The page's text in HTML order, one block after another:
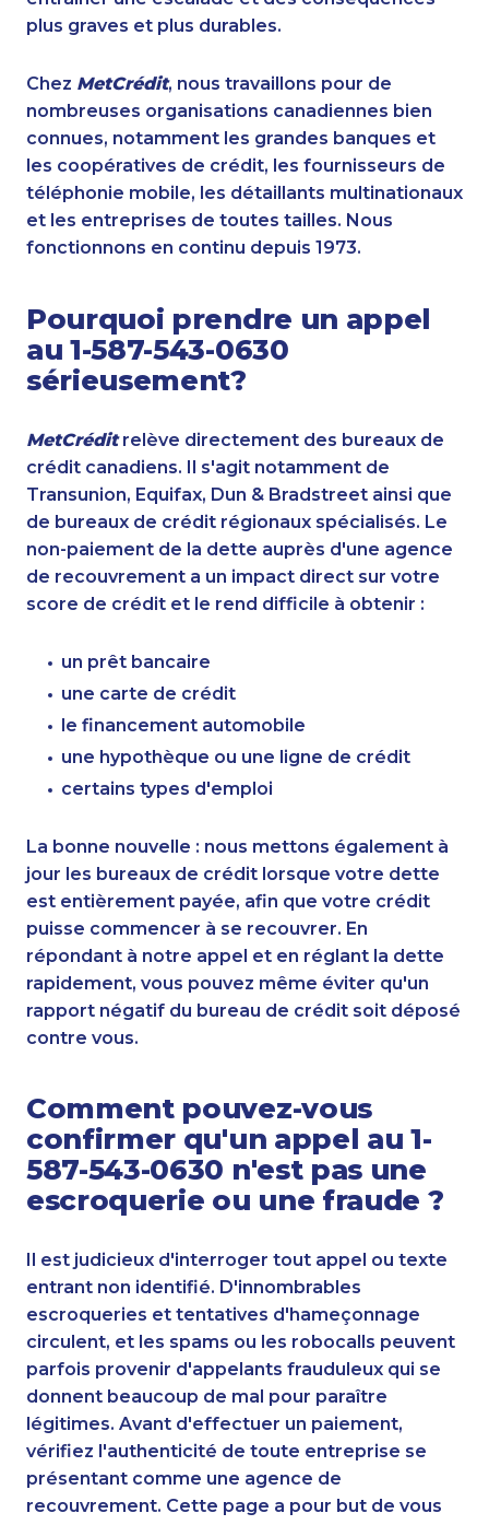
plus graves et plus durables.
Chez MetCrédit, nous travaillons pour de
nombreuses organisations canadiennes bien
connues, notamment les grandes banques et
les coopératives de crédit, les fournisseurs de
téléphonie mobile, les détaillants multinationaux
et les entreprises de toutes tailles. Nous
fonctionnons en continu depuis 1973.
Pourquoi prendre un appel
au 1-587-543-0630
sérieusement?
MetCréditrelève directement des bureaux de
crédit canadiens. Il s'agit notamment de
Transunion, Equifax, Dun & Bradstreet ainsi que
de bureaux de crédit régionaux spécialisés. Le
non-paiement de la dette auprès d'une agence
de recouvrement a un impact direct sur votre
score de crédit et le rend difficile à obtenir :
un prêt bancaire
une carte de crédit
le financement automobile
une hypothèque ou une ligne de crédit
certains types d'emploi
La bonne nouvelle : nous mettons également à
jour les bureaux de crédit lorsque votre dette
est entièrement payée, afin que votre crédit
puisse commencer à se recouvrer. En
répondant à notre appel et en réglant la dette
rapidement, vous pouvez même éviter qu'un
rapport négatif du bureau de crédit soit déposé
contre vous.
Comment pouvez-vous
confirmer qu'un appel au 1-
587-543-0630 n'est pas une
escroquerie ou une fraude ?
Il est judicieux d'interroger tout appel ou texte
entrant non identifié. D'innombrables
escroqueries et tentatives d'hameçonnage
circulent, et les spams ou les robocalls peuvent
parfois provenir d'appelants frauduleux qui se
donnent beaucoup de mal pour paraître
légitimes. Avant d'effectuer un paiement,
vérifiez l'authenticité de toute entreprise se
présentant comme une agence de
recouvrement. Cette page a pour but de vous